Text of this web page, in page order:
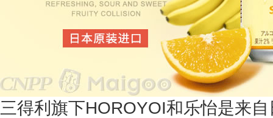
三得利旗下HOROYOI和乐怡是来